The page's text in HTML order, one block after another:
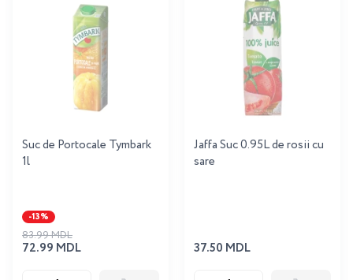
Suc de Portocale Tymbark
1l
-13%
72.99 MDL
83.99 MDL
Jaffa Suc 0.95L de rosii cu
sare
37.50 MDL